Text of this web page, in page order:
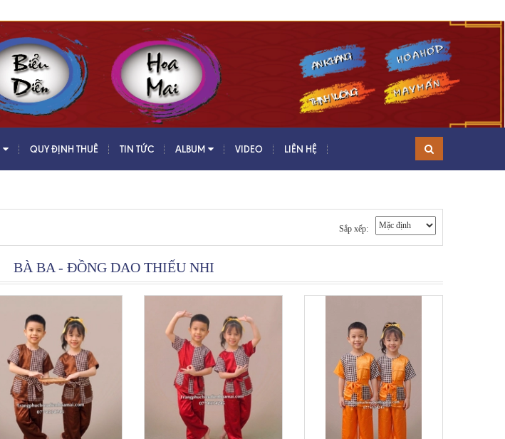
QUY ĐỊNH THUÊ TIN TỨC ALBUM VIDEO LIÊN HỆ
Sắp xếp:
BÀ BA - ĐỒNG DAO THIẾU NHI